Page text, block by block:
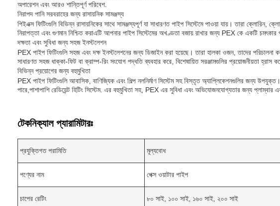
অপারেশন এবং আরও শান্তিপূর্ণ পরিবেশ.
নিরাপদ পানি সরবরাহের জন্য রাসায়নিক সামঞ্জস্য
পিইএক্স ফিটিংগুলি বিভিন্ন রাসায়নিকের সাথে সামঞ্জস্যপূর্ণ যা সাধারণত পাইপ সিস্টেমে পাওয়া যায়। তারা ক্লোরিন,
নিরাপত্তা এবং গুণমান নিশ্চিত করাএটি আপনার পাইপ সিস্টেমের অখণ্ডতা বজায় রাখার জন্য PEX কে একটি চমৎকার
দক্ষতা এবং সুবিধা জন্য সহজ ইনস্টলেশন
PEX পাইপ ফিটিংগুলি সহজ এবং দক্ষ ইনস্টলেশনের জন্য ডিজাইন করা হয়েছে। তারা হালকা ওজন, তাদের
সাধারণত সহজ ধাক্কা-ফিট বা ক্রাম্প-রিং সংযোগ পদ্ধতি ব্যবহার করে, বিশেষায়িত সরঞ্জামগুলির প্রয়োজনীয়তা
বিভিন্ন প্রয়োগের জন্য বহুমুখিতা
PEX পাইপ ফিটিংগুলি আবাসিক, বাণিজ্যিক এবং শিল্প নলনির্মাণ সিস্টেম সহ বিস্তৃত অ্যাপ্লিকেশনগুলির জন্য
পারে,পাশাপাশি রেডিয়েন্ট হিটিং সিস্টেম. এর বহুমুখিতা সহ, PEX এর সুবিধা এবং অভিযোজনযোগ্যতার জন্য প্লাম্বার
টেকনিক্যাল প্যারামিটারঃ
প্রযুক্তিগত পরামিতি মূল্যবোধ
পণ্যের নাম পেক্স ওয়াটার পাইপ
চাপের রেটিং ৮০ সাই, ১০০ সাই, ১৬০ সাই, ২০০ সাই